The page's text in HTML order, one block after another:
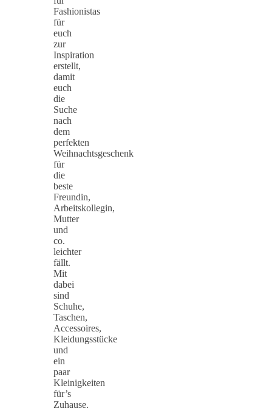
Fashionistas
für
euch
zur
Inspiration
erstellt,
damit
euch
die
Suche
nach
dem
perfekten
Weihnachtsgeschenk
für
die
beste
Freundin,
Arbeitskollegin,
Mutter
und
co.
leichter
fällt.
Mit
dabei
sind
Schuhe,
Taschen,
Accessoires,
Kleidungsstücke
und
ein
paar
Kleinigkeiten
für’s
Zuhause.